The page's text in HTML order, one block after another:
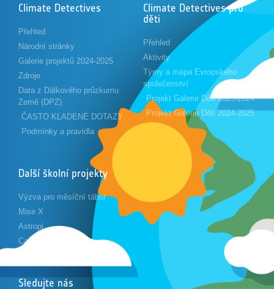
Climate Detectives
Přehled
Národní stránky
Galerie projektů 2024-2025
Zdroje
Data z Dálkového průzkumu
Země (DPZ)
ČASTO KLADENÉ DOTAZY
Podmínky a pravidla
Climate Detectives pro
děti
Přehled
Aktivity
Týmy a mapa Evropského
společenství
Projekt Galerie Děti 2023-2024
Projekt Galerie Děti 2024-2025
Další školní projekty
Výzva pro měsíční tábor
Mise X
Astropi
Cansat
Sledujte nás